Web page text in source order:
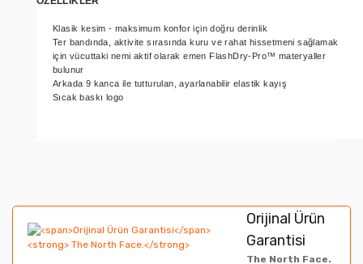
Klasik kesim - maksimum konfor için doğru derinlik
Ter bandında, aktivite sırasında kuru ve rahat hissetmeni sağlamak
için vücuttaki nemi aktif olarak emen FlashDry-Pro™ materyaller
bulunur
Arkada 9 kanca ile tutturulan, ayarlanabilir elastik kayış
Sıcak baskı logo
Yorum Yaz
formunu kullanarak tarafımıza iletebilirsiniz.
Görüş ve önerileriniz için teşekkür ederiz.
Orijinal Ürün
Garantisi
The North Face.